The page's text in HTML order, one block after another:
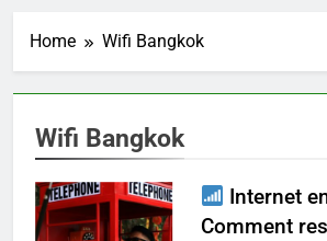
Home Wifi Bangkok
Wifi Bangkok
Internet
Comment